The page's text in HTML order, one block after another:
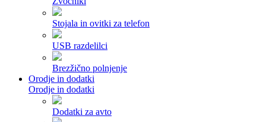
Stojala in ovitki za telefon
USB razdelilci
Brezžično polnjenje
Orodje in dodatki
Orodje in dodatki
Dodatki za avto